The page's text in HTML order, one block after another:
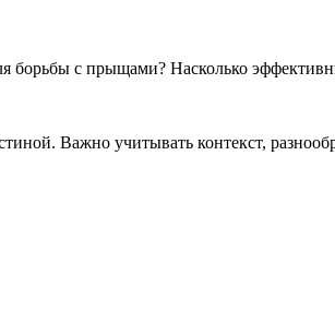
борьбы с прыщами? Насколько
Важно учитывать контекст,